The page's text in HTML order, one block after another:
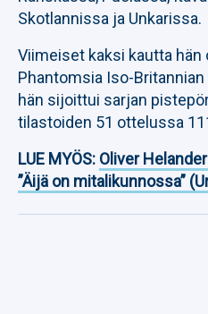
Skotlannissa ja Unkarissa.
Viimeiset kaksi kautta hän
Phantomsia Iso-
hän sijoittui sarjan
tilastoiden 51 ottelussa
LUE MYÖS: Oliver
”Äijä on mitalikunnossa”